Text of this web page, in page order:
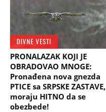
DIVNE VESTI
PRONALAZAK KOJI JE
OBRADOVAO MNOGE:
Pronađena nova gnezda
PTICE sa SRPSKE ZASTAVE,
moraju HITNO da se
obezbede!